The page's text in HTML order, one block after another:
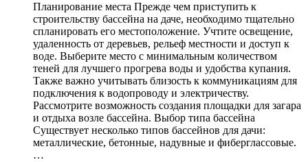
Планирование места Прежде чем приступить к
строительству бассейна на даче, необходимо тщательно
спланировать его местоположение. Учтите освещение,
удаленность от деревьев, рельеф местности и доступ к
воде. Выберите место с минимальным количеством
теней для лучшего прогрева воды и удобства купания.
Также важно учитывать близость к коммуникациям для
подключения к водопроводу и электричеству.
Рассмотрите возможность создания площадки для загара
и отдыха возле бассейна. Выбор типа бассейна
Существует несколько типов бассейнов для дачи:
металлические, бетонные, надувные и фиберглассовые.
…